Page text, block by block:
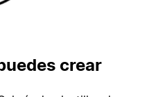
crear